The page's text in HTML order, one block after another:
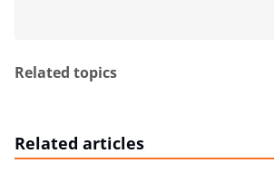
Related topics
Related articles